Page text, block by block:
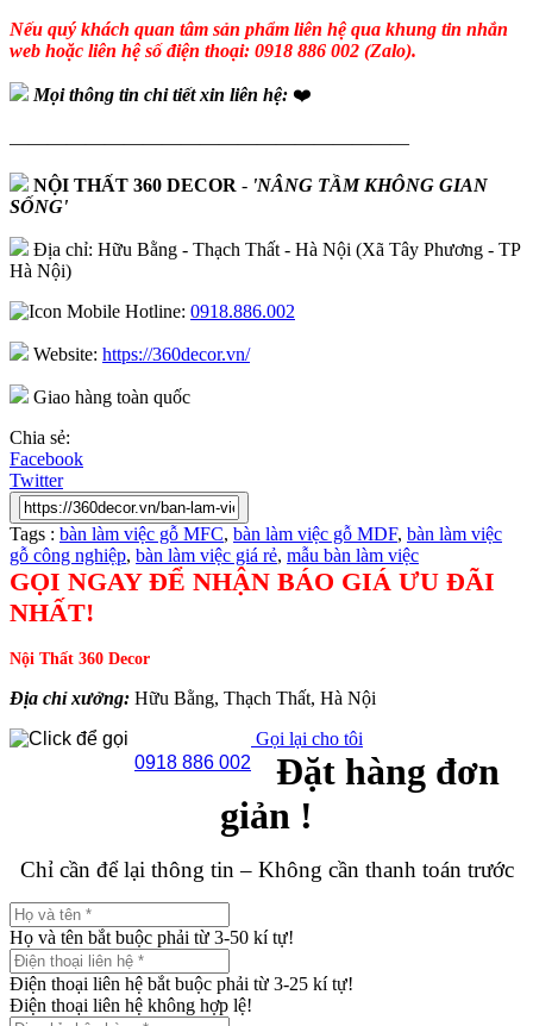
Nếu quý khách quan tâm sản phẩm liên hệ qua khung tin nhắn
web hoặc liên hệ số điện thoại: 0918 886 002 (Zalo).
Mọi thông tin chi tiết xin liên hệ: ❤️
—————————————————————
NỘI THẤT 360 DECOR - 'NÂNG TẦM KHÔNG GIAN
SỐNG'
Địa chỉ: Hữu Bằng - Thạch Thất - Hà Nội (Xã Tây Phương - TP
Hà Nội)
Hotline: 0918.886.002
Website: https://360decor.vn/
Giao hàng toàn quốc
Chia sẻ:
Facebook
Twitter
Tags : bàn làm việc gỗ MFC, bàn làm việc gỗ MDF, bàn làm việc
gỗ công nghiệp, bàn làm việc giá rẻ, mẫu bàn làm việc
GỌI NGAY ĐỂ NHẬN BÁO GIÁ ƯU ĐÃI
NHẤT!
Nội Thất 360 Decor
Địa chỉ xưởng: Hữu Bằng, Thạch Thất, Hà Nội
0918 886 002
Gọi lại cho tôi
Đặt hàng đơn
giản !
Chỉ cần để lại thông tin – Không cần thanh toán trước
Họ và tên bắt buộc phải từ 3-50 kí tự!
Điện thoại liên hệ bắt buộc phải từ 3-25 kí tự!
Điện thoại liên hệ không hợp lệ!